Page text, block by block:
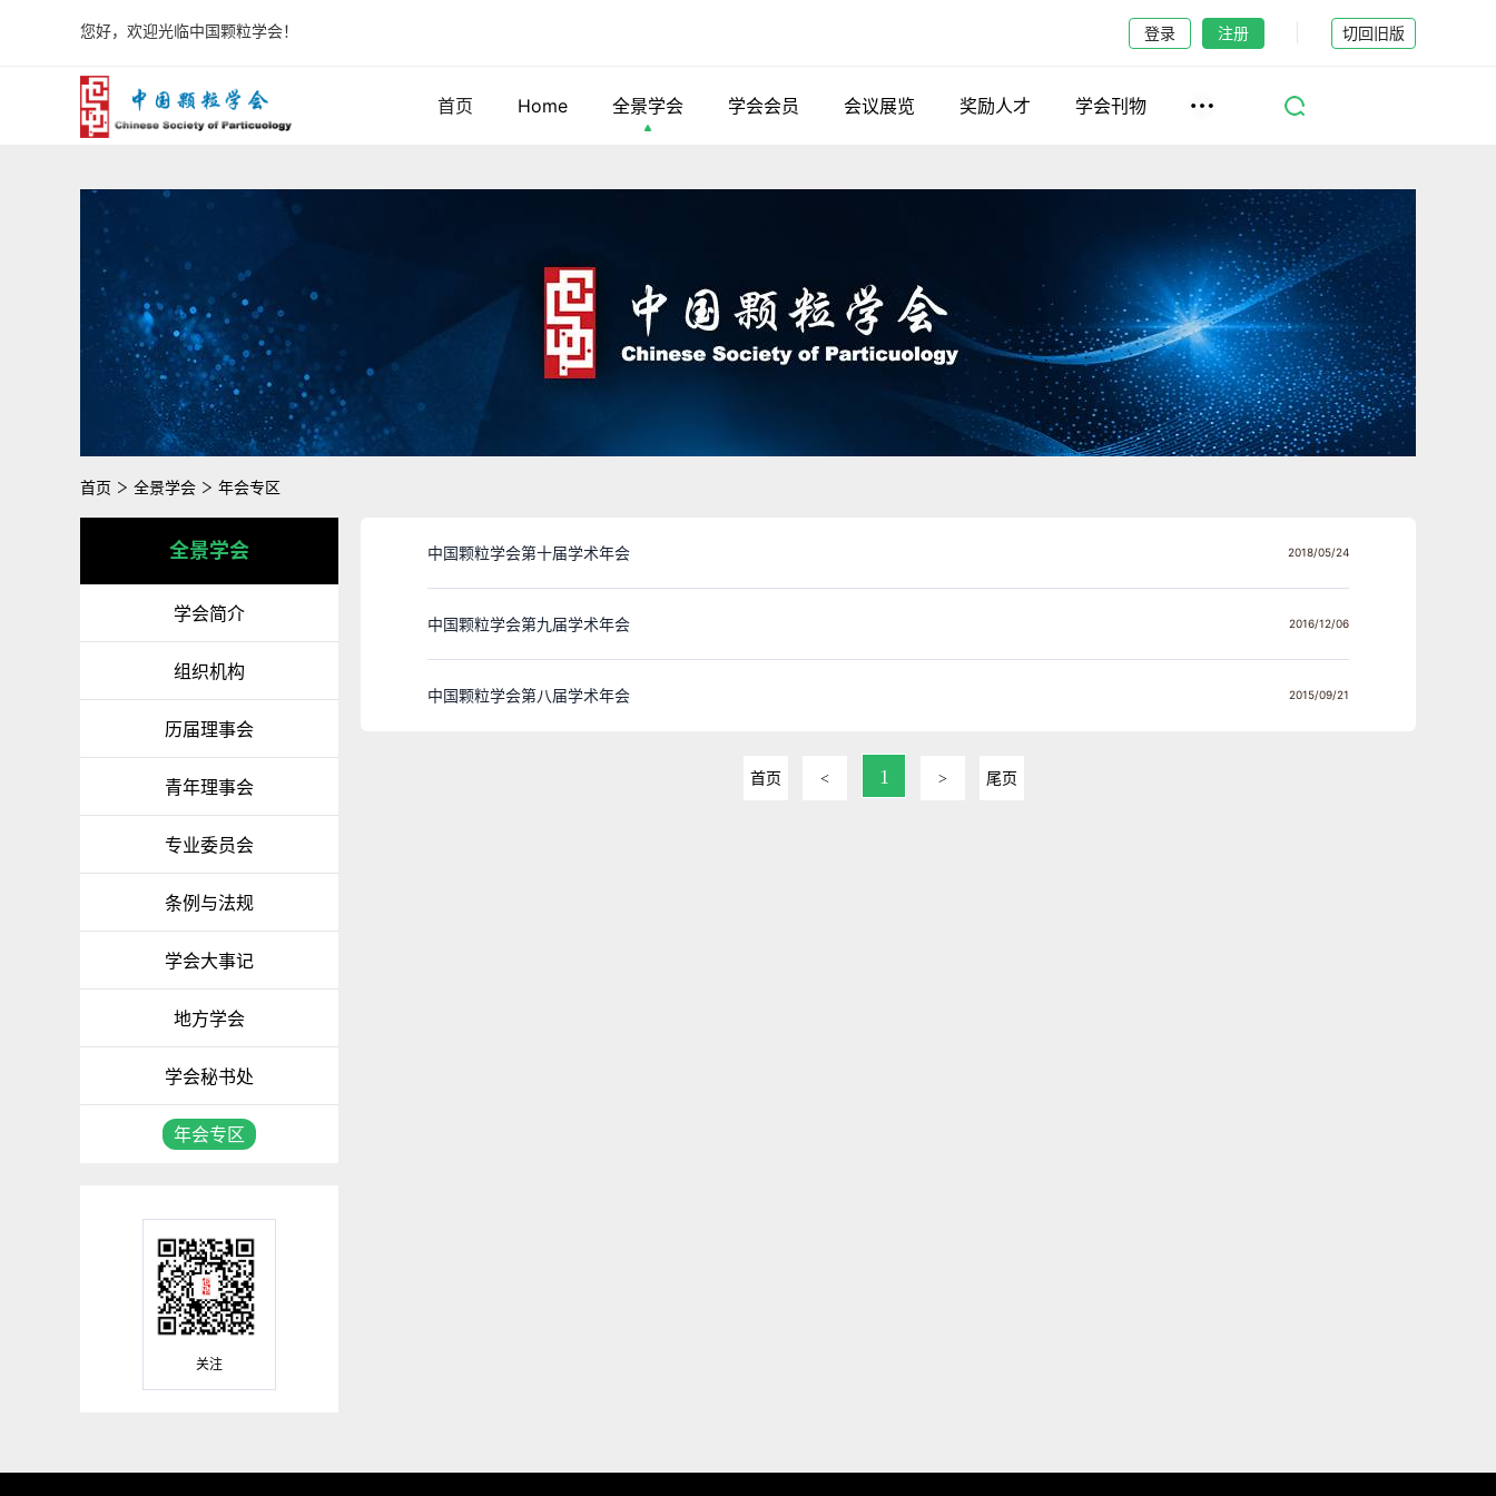
您好，欢迎光临中国颗粒学会！ 登录 注册 切回旧版
首页 Home 全景学会 学会会员 会议展览 奖励人才 学会刊物
首页 全景学会 年会专区
全景学会
学会简介
组织机构
历届理事会
青年理事会
专业委员会
条例与法规
学会大事记
地方学会
学会秘书处
年会专区
关注
中国颗粒学会第十届学术年会 2018/05/24
中国颗粒学会第九届学术年会 2016/12/06
中国颗粒学会第八届学术年会 2015/09/21
首页 < 1 > 尾页